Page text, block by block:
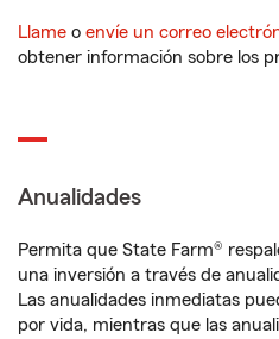
Llame o envíe un correo
obtener información sobre los
Anualidades
Permita que State Farm®
una inversión a través de
Las anualidades inmediatas
por vida, mientras que las